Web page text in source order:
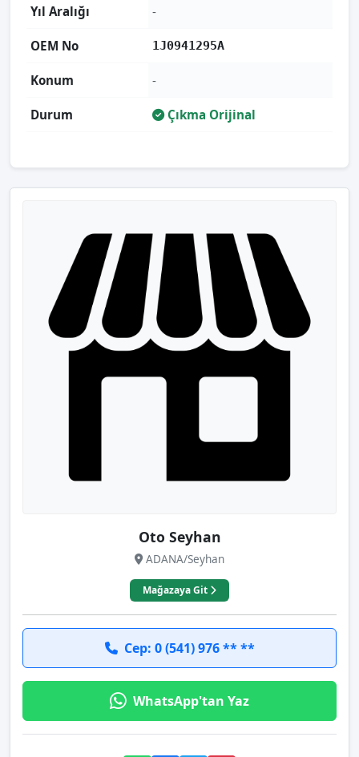
Yıl Aralığı -
OEM No 1J0941295A
Konum -
Durum Çıkma Orijinal
Oto Seyhan
ADANA/Seyhan
Mağazaya Git
Cep: 0 (541) 976 ** **
WhatsApp'tan Yaz